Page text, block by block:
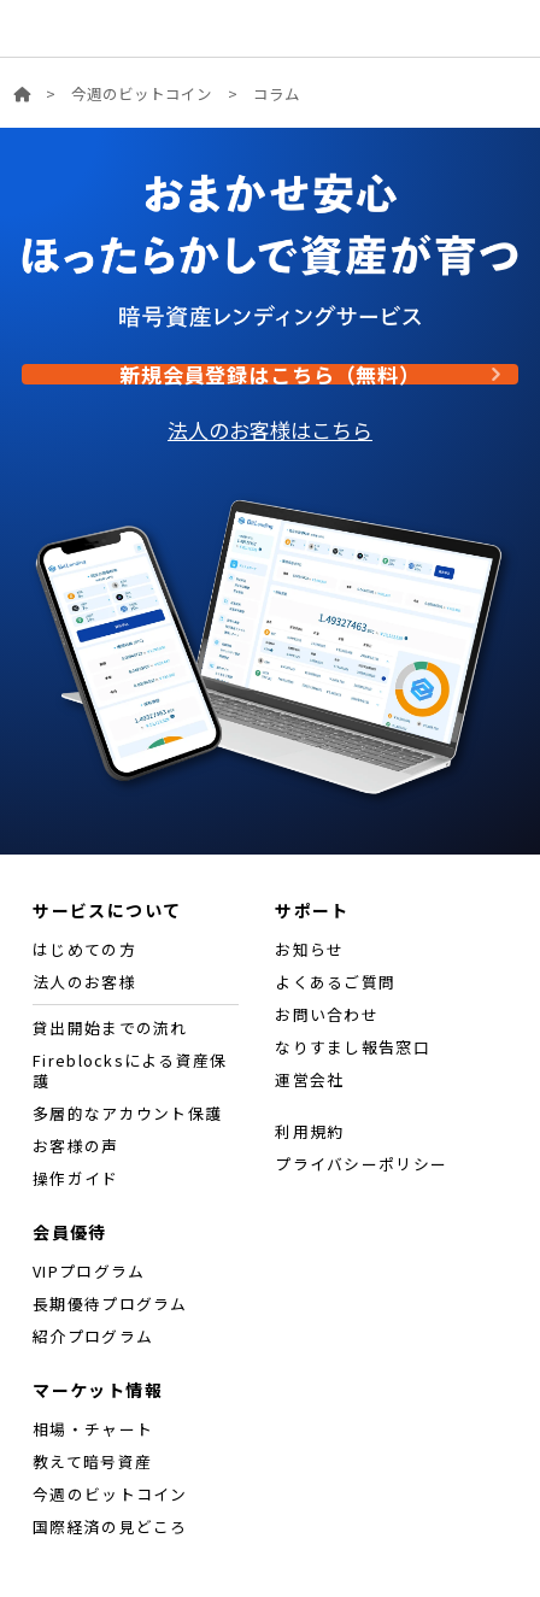
> 今週のビットコイン > コラム
新規会員登録はこちら（無料）
法人のお客様はこちら
サービスについて
はじめての方
法人のお客様
貸出開始までの流れ
Fireblocksによる資産保
護
多層的なアカウント保護
お客様の声
操作ガイド
会員優待
VIPプログラム
長期優待プログラム
紹介プログラム
マーケット情報
相場・チャート
教えて暗号資産
今週のビットコイン
国際経済の見どころ
サポート
お知らせ
よくあるご質問
お問い合わせ
なりすまし報告窓口
運営会社
利用規約
プライバシーポリシー